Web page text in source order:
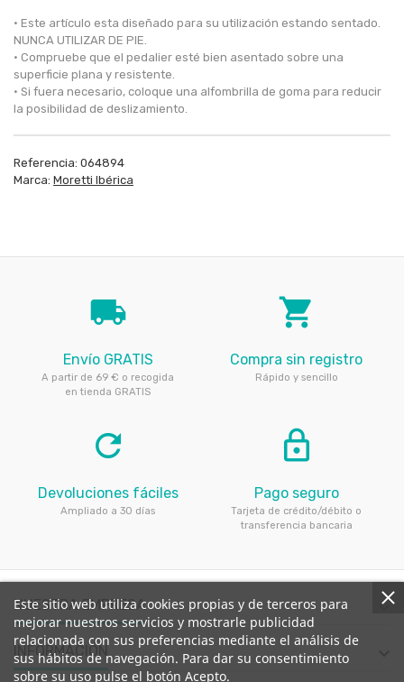
· Este artículo esta diseñado para su utilización estando sentado.
NUNCA UTILIZAR DE PIE.
· Compruebe que el pedalier esté bien asentado sobre una
superficie plana y resistente.
· Si fuera necesario, coloque una alfombrilla de goma para reducir
la posibilidad de deslizamiento.
Referencia: 064894
Marca: Moretti Ibérica
local_shipping
Envío GRATIS
A partir de 69 € o recogida
en tienda GRATIS
local_grocery_store
Compra sin registro
Rápido y sencillo
refresh
Devoluciones fáciles
Ampliado a 30 días
lock_outline
Pago seguro
Tarjeta de crédito/débito o
transferencia bancaria
NUESTRA EMPRESA 
INFORMACIÓN
Este sitio web utiliza cookies propias y de terceros para
mejorar nuestros servicios y mostrarle publicidad
relacionada con sus preferencias mediante el análisis de
sus hábitos de navegación. Para dar su consentimiento
sobre su uso pulse el botón Acepto.